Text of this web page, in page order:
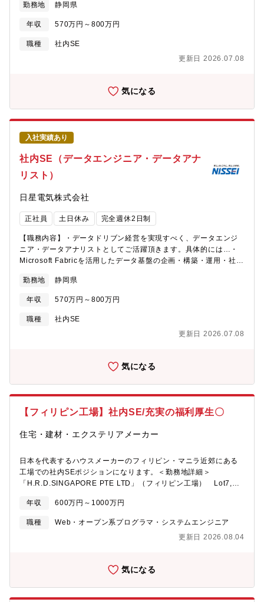
のOJTのもとでプロジェクトを経験していただきます。・能力・
ただきます。・社内外の研修やジョブローテーションを通じて、
工場・IT双方の知見を広げながらキャリアを形成していただきま
のイメージ・ミッション【職場のイメージ】社内システムの企
クラス）、主事（係長クラス）、一般社員、派遣社員で約４０名
の組織です。２０代、３０代が活躍する若い職場です。【職場の
ミッション】製造現場に深く入り込み、業務とITをつなぐこと
で、電池工場全体の生産性・品質・安定性を高める。企画から導
入、定着までを一貫して担い、次世代のものづくり基盤を自らの
手で築くことが、私たちのミッションです。【募集背景】車両向
けの電池生産の拡大が進む中、システムの企画から導入・現場定
着までを担う情報部門の役割が一層重要となっており、その体制
強化が急務となっています。将来の電池生産を支える情報基盤づ
す。
務プロセスの効率化・自動化（問い合わせ対応、定型業務な
ど）・エージェントの社内展開および利用促進（教育・ガイド整
備）・Microsoft 365/Power Platformと連携した業務基盤の高度
化・社内ナレッジを活用したAI活用環境の整備・利用状況の可視
進 等将来的には本領域のチームリーダーとしてご活躍いただく
高速開発ツールやPower Platformを用いた、独自のソフトウェア
開発によって社内業務の効率化を推進してきましたが、今後はAI
ツールの活用を加速することで更なる生産性向上と、経営課題解
決のスピードアップを目指します
勤務地 静岡県
年収 570万円～800万円
職種
社内SE
更新日 2026.07.08
気になる
入社実績あり
社内SE（データエンジニア・データアナ
リスト）
日星電気株式会社
正社員 土日休み 完全週休2日制
【職務内容】・データドリブン経営を実現すべく、データエンジ
ニア・データアナリストとしてご活躍頂きます。具体的には…・
Microsoft Fabricを活用したデータ基盤の企画・構築・運用・社内
ル設計およびデータ品質管理・Power BIを用いたダッシュボー
ド・レポートの開発・経営・業務意思決定を支援するデータ分
析・各部門と連携したKPI設計および可視化・データ活用文化の定
着に向けた社内展開・教育・海外拠点を含めたデータ統合・標準
ームリーダーとしてご活躍いただくことを期待しています【組織
重要なのはデータ基盤と考えています。データ活用をより強化す
ることで、更なる生産性向上と、経営課題解決のスピードアップ
を目指します
勤務地 静岡県
年収 570万円～800万円
職種
社内SE
更新日 2026.07.08
気になる
【フィリピン工場】社内SE/充実の福利厚生〇
住宅・建材・エクステリアメーカー
日本を代表するハウスメーカーのフィリピン・マニラ近郊にある
工場での社内SEポジションになります。＜勤務地詳細＞
「H.R.D.SINGAPORE PTE LTD」（フィリピン工場） Lot7,
東京ドーム20個程度の工場では、約23,000人の現地従業員働いて
おります。日本人も100名ほどおり、はじめての海外勤務でも安心
です♪ ＜就業環境/充実の福利厚生＞ ・残業は月20h程度で、休
日の呼び出しなどもございません。・家賃は会社負担有（上限
の買い物での運転手の手配も会社負担が可能なため、月数千円程
合は、マニラ日本人学校の学費を中学校まで会社にて負担。※イ
年収 600万円～1000万円
職種
Web・オープン系プログラマ・システムエンジニア
更新日 2026.08.04
気になる